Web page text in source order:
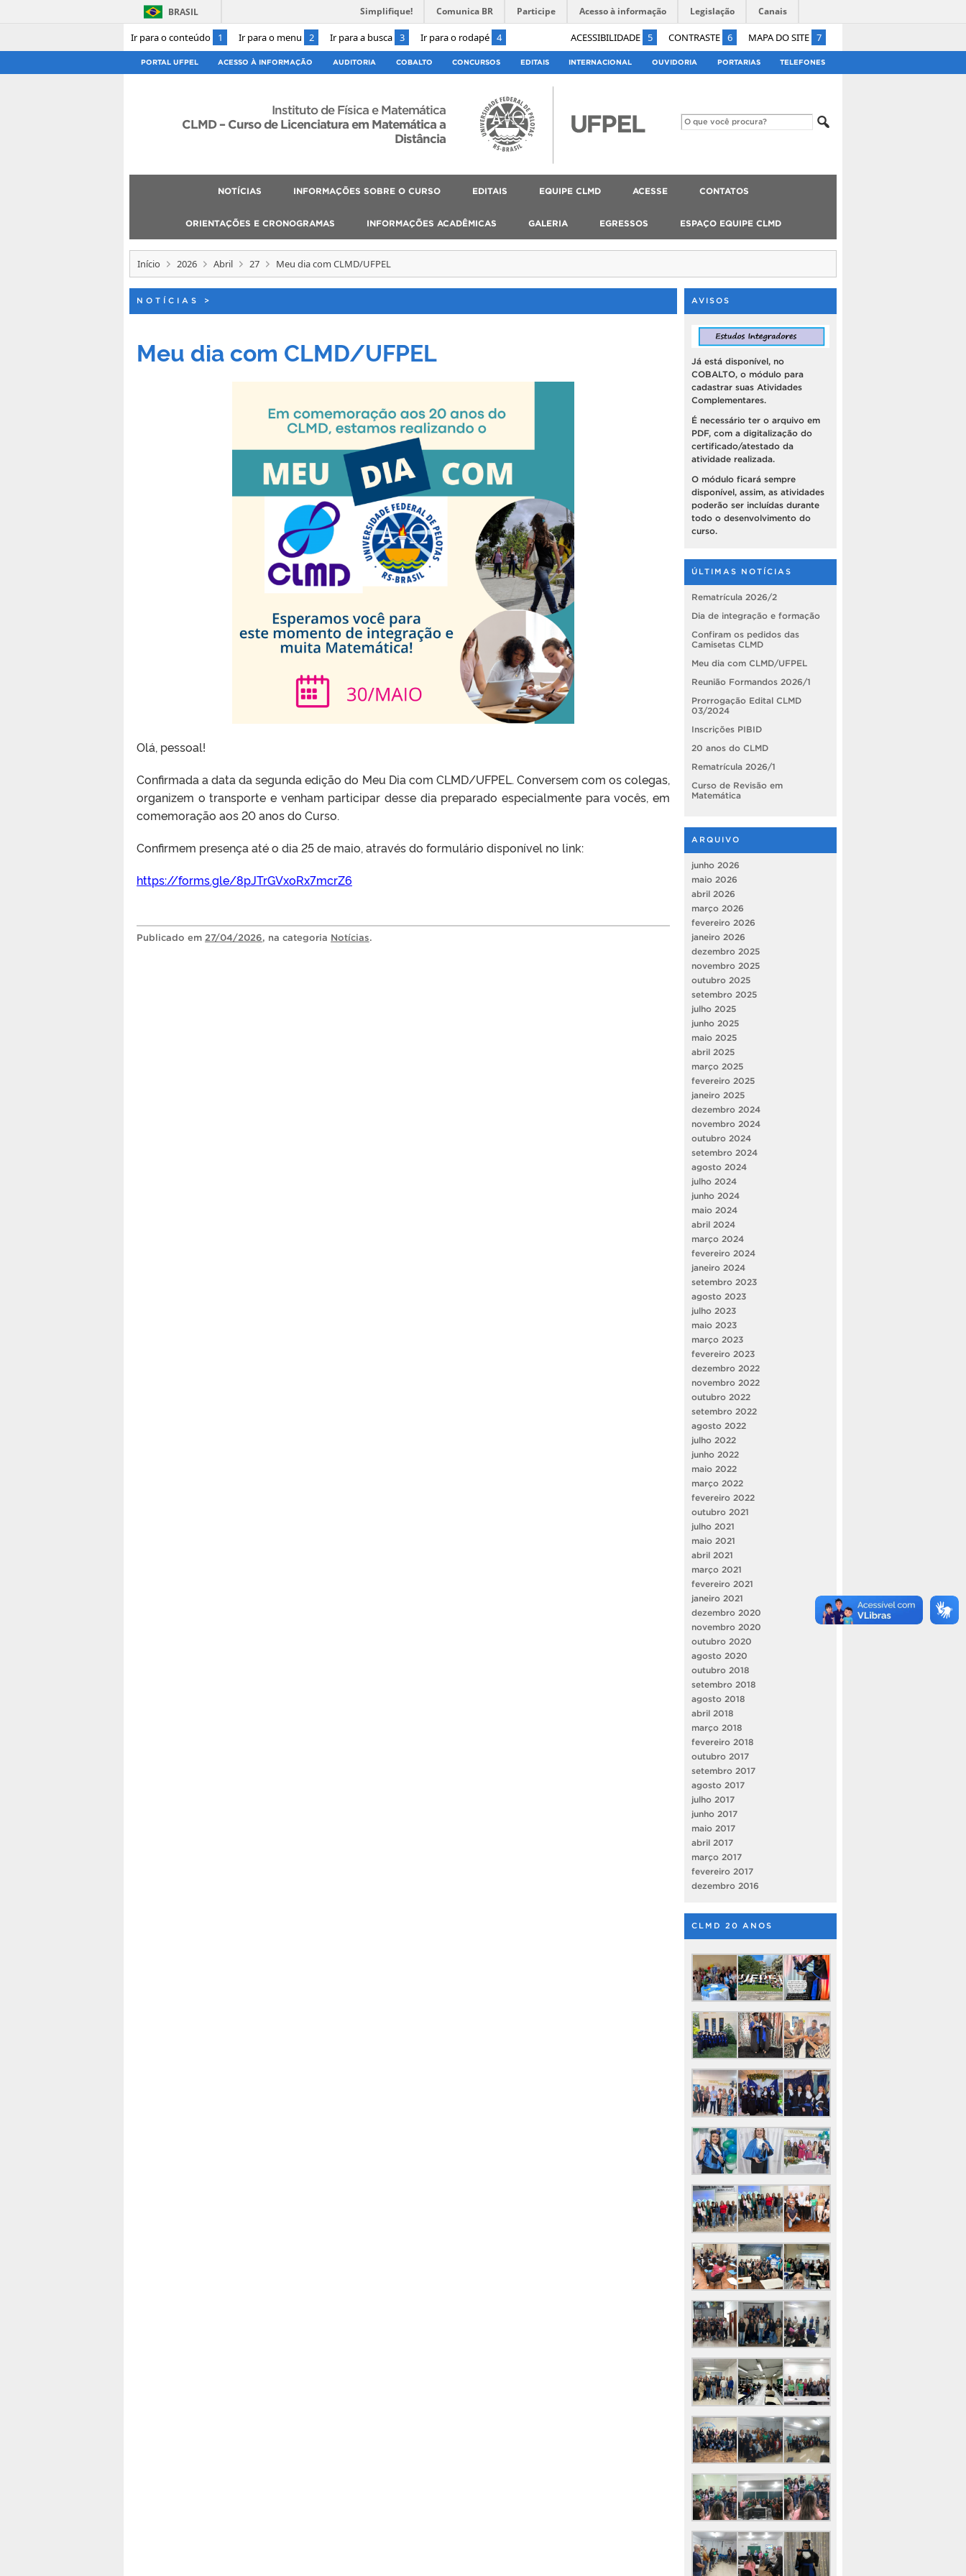
Ir para o conteúdo 1 Ir para o menu 2 Ir para a busca 3 Ir para o rodapé 4 ACESSIBILIDADE 5 CONTRASTE 6 MAPA DO SITE 7
BRASIL Simplifique! Comunica BR Participe Acesso à informação Legislação Canais
PORTAL UFPEL ACESSO À INFORMAÇÃO AUDITORIA COBALTO CONCURSOS EDITAIS INTERNACIONAL OUVIDORIA PORTARIAS TELEFONES
Instituto de Física e Matemática
CLMD – Curso de Licenciatura em Matemática a
Distância
NOTÍCIAS INFORMAÇÕES SOBRE O CURSO EDITAIS EQUIPE CLMD ACESSE CONTATOS
ORIENTAÇÕES E CRONOGRAMAS INFORMAÇÕES ACADÊMICAS GALERIA EGRESSOS ESPAÇO EQUIPE CLMD
Início 2026 Abril 27 Meu dia com CLMD/UFPEL
NOTÍCIAS >
Meu dia com CLMD/UFPEL
Olá, pessoal!
Confirmada a data da segunda edição do Meu Dia com CLMD/UFPEL. Conversem com os colegas,
organizem o transporte e venham participar desse dia preparado especialmente para vocês, em
comemoração aos 20 anos do Curso.
Confirmem presença até o dia 25 de maio, através do formulário disponível no link:
https://forms.gle/8pJTrGVxoRx7mcrZ6
Publicado em 27/04/2026, na categoria Notícias.
AVISOS
Já está disponível, no
COBALTO, o módulo para
cadastrar suas Atividades
Complementares.
É necessário ter o arquivo em
PDF, com a digitalização do
certificado/atestado da
atividade realizada.
O módulo ficará sempre
disponível, assim, as atividades
poderão ser incluídas durante
todo o desenvolvimento do
curso.
ÚLTIMAS NOTÍCIAS
Rematrícula 2026/2
Dia de integração e formação
Confiram os pedidos das
Camisetas CLMD
Meu dia com CLMD/UFPEL
Reunião Formandos 2026/1
Prorrogação Edital CLMD
03/2024
Inscrições PIBID
20 anos do CLMD
Rematrícula 2026/1
Curso de Revisão em
Matemática
ARQUIVO
junho 2026
maio 2026
abril 2026
março 2026
fevereiro 2026
janeiro 2026
dezembro 2025
novembro 2025
outubro 2025
setembro 2025
julho 2025
junho 2025
maio 2025
abril 2025
março 2025
fevereiro 2025
janeiro 2025
dezembro 2024
novembro 2024
outubro 2024
setembro 2024
agosto 2024
julho 2024
junho 2024
maio 2024
abril 2024
março 2024
fevereiro 2024
janeiro 2024
setembro 2023
agosto 2023
julho 2023
maio 2023
março 2023
fevereiro 2023
dezembro 2022
novembro 2022
outubro 2022
setembro 2022
agosto 2022
julho 2022
junho 2022
maio 2022
março 2022
fevereiro 2022
outubro 2021
julho 2021
maio 2021
abril 2021
março 2021
fevereiro 2021
janeiro 2021
dezembro 2020
novembro 2020
outubro 2020
agosto 2020
outubro 2018
setembro 2018
agosto 2018
abril 2018
março 2018
fevereiro 2018
outubro 2017
setembro 2017
agosto 2017
julho 2017
junho 2017
maio 2017
abril 2017
março 2017
fevereiro 2017
dezembro 2016
CLMD 20 ANOS